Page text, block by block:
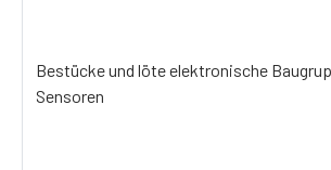
Bestücke und löte elektronische
Sensoren